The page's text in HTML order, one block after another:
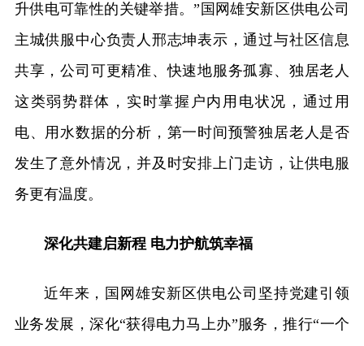
升供电可靠性的关键举措。”国网雄安新区供电公司
主城供服中心负责人邢志坤表示，通过与社区信息
共享，公司可更精准、快速地服务孤寡、独居老人
这类弱势群体，实时掌握户内用电状况，通过用
电、用水数据的分析，第一时间预警独居老人是否
发生了意外情况，并及时安排上门走访，让供电服
务更有温度。
深化共建启新程 电力护航筑幸福
近年来，国网雄安新区供电公司坚持党建引领
业务发展，深化“获得电力马上办”服务，推行“一个